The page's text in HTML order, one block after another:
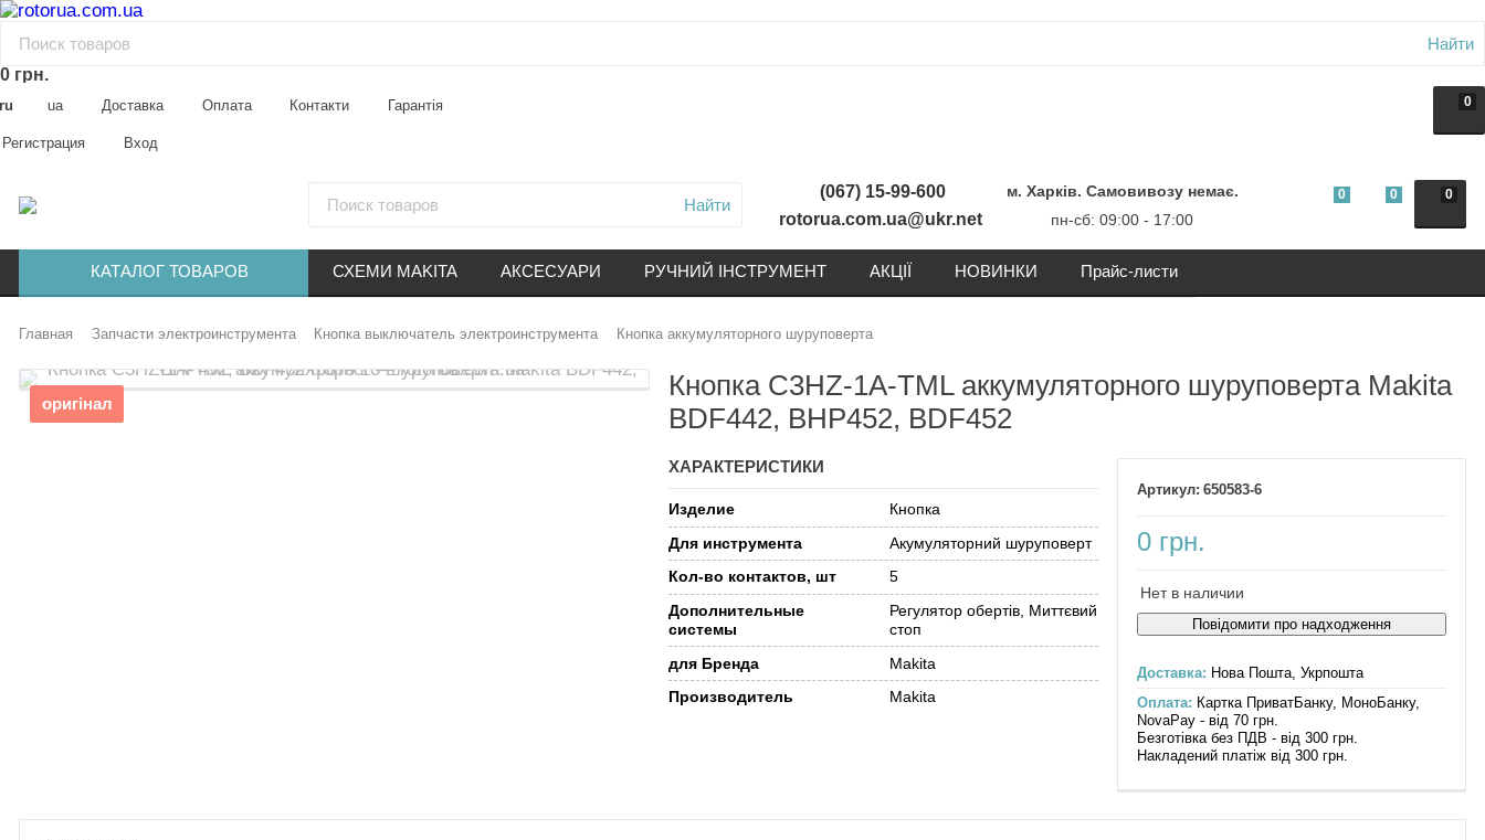
Найти
0 грн.
0
ua Доставка Оплата Контакти Гарантія
Регистрация Вход
Найти
(067) 15-99-600
rotorua.com.ua@ukr.net
м. Харків. Самовивозу немає.
пн-сб: 09:00 - 17:00
0
0 0
КАТАЛОГ ТОВАРОВ СХЕМИ MAKITA АКСЕСУАРИ РУЧНИЙ ІНСТРУМЕНТ АКЦІЇ НОВИНКИ Прайс-листи
Главная Запчасти электроинструмента Кнопка выключатель электроинструмента Кнопка аккумуляторного шуруповерта
оригінал
Кнопка C3HZ-1A-TML аккумуляторного шуруповерта Makita
BDF442, BHP452, BDF452
650583-6
0 грн.
Нет в наличии
Повідомити про надходження
Доставка: Нова Пошта, Укрпошта
Оплата: Картка ПриватБанку, МоноБанку,
NovaPay - від 70 грн.
Безготівка без ПДВ - від 300 грн.
Накладений платіж від 300 грн.
ХАРАКТЕРИСТИКИ
Изделие Кнопка
Для инструмента Акумуляторний шуруповерт
Кол-во контактов, шт 5
Дополнительные
системы
Регулятор обертів, Миттєвий
стоп
для Бренда Makita
Производитель Makita